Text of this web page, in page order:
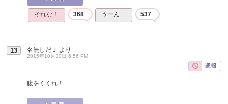
それな！ 368 うーん… 537
13 名無しだＪ より
2015年10月30日 6:56 PM
腹をくくれ！